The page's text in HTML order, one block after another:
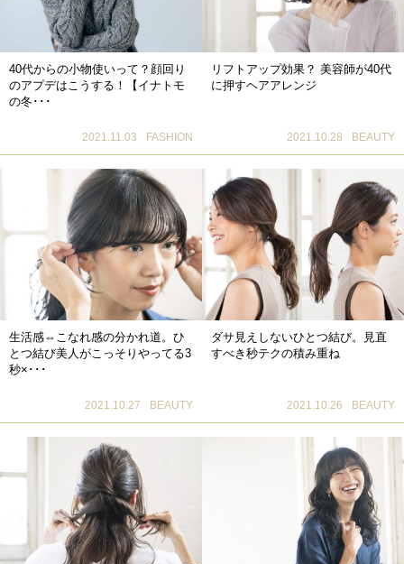
40代からの小物使いって？顔回り
のアプデはこうする！【イナトモ
の冬･･･
2021.11.03 FASHION
リフトアップ効果？ 美容師が40代
に押すヘアアレンジ
2021.10.28 BEAUTY
生活感⇔こなれ感の分かれ道。ひ
とつ結び美人がこっそりやってる3
秒×･･･
2021.10.27 BEAUTY
ダサ見えしないひとつ結び。見直
すべき秒テクの積み重ね
2021.10.26 BEAUTY